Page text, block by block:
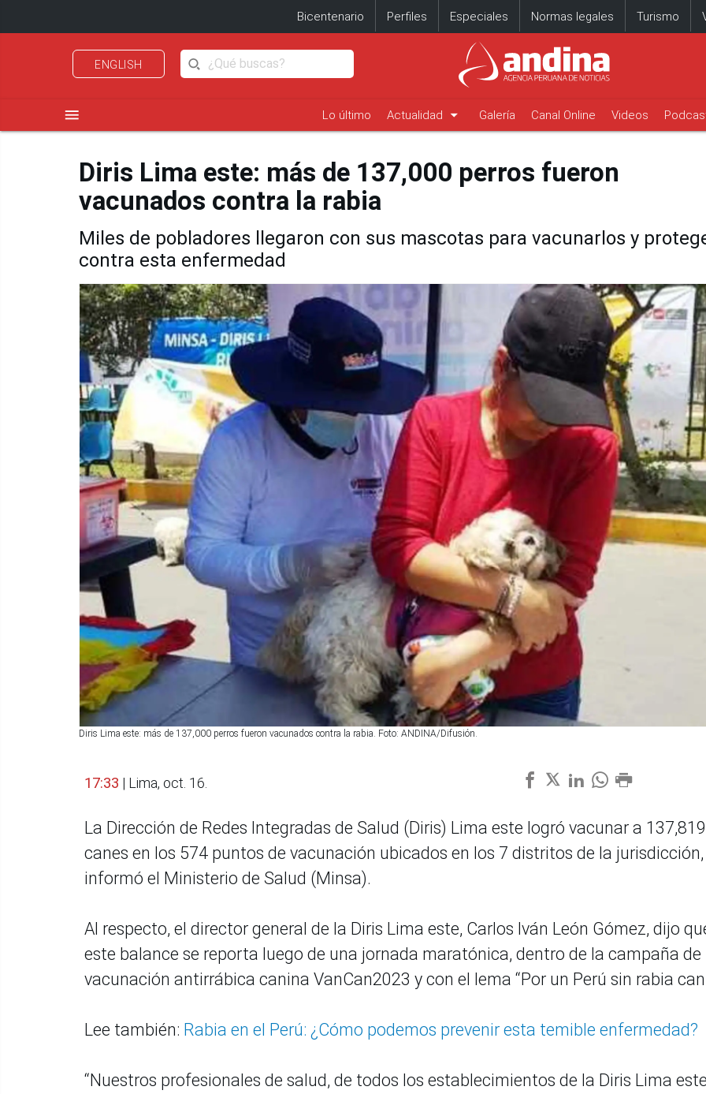
Bicentenario Perfiles Especiales Normas legales Turismo
ENGLISH
menu Lo último Actualidad arrow_drop_down Galería Canal Online Videos
Diris Lima este: más de 137,000 perros fueron
vacunados contra la rabia
Miles de pobladores llegaron con sus mascotas para vacunarlos y
contra esta enfermedad
Diris Lima este: más de 137,000 perros fueron vacunados contra la rabia. Foto: ANDINA/Difusión.
17:33 | Lima, oct. 16.
La Dirección de Redes Integradas de Salud (Diris) Lima este logró vacunar a 137,819
canes en los 574 puntos de vacunación ubicados en los 7 distritos de la jurisdicción,
informó el Ministerio de Salud (Minsa).
Al respecto, el director general de la Diris Lima este, Carlos Iván León Gómez, dijo
este balance se reporta luego de una jornada maratónica, dentro de la campaña de
vacunación antirrábica canina VanCan2023 y con el lema “Por un Perú sin rabia
Lee también: Rabia en el Perú: ¿Cómo podemos prevenir esta temible enfermedad?
“Nuestros profesionales de salud, de todos los establecimientos de la Diris Lima